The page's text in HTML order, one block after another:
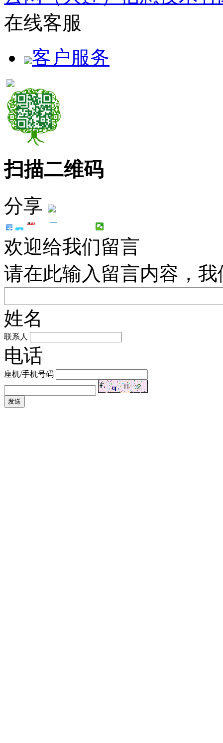
在线客服
客户服务
扫描二维码
分享
欢迎给我们留言
请在此输入留言内容，
姓名
联系人
电话
座机/手机号码